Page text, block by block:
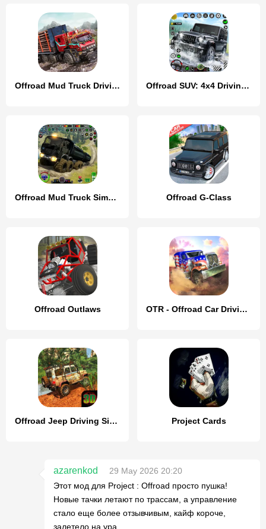
Offroad Mud Truck Driving Sim Offroad SUV: 4x4 Driving Game.
Offroad Mud Truck Simulator 3D Offroad G-Class
Offroad Outlaws OTR - Offroad Car Driving Game
Offroad Jeep Driving Simulator Project Cards
azarenkod
29 May 2026 20:20
Этот мод для Project : Offroad просто пушка!
Новые тачки летают по трассам, а управление
стало еще более отзывчивым, кайф короче,
залетело на ура.